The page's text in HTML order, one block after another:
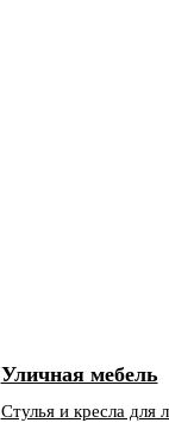
Уличная мебель
Стулья и кресла для